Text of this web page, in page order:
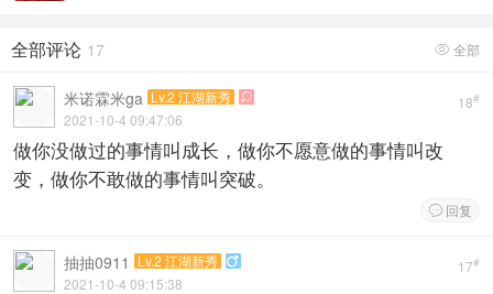
 全部
全部评论 17
18#
米诺霖米ga Lv.2 江湖新秀 
2021-10-4 09:47:06
做你没做过的事情叫成长，做你不愿意做的事情叫改
变，做你不敢做的事情叫突破。
 回复
17#
抽抽0911 Lv.2 江湖新秀 
2021-10-4 09:15:38